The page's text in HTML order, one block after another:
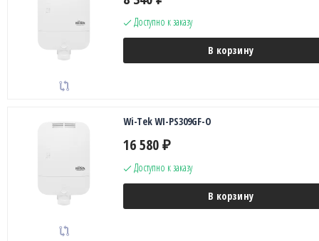
Доступно к заказу
В корзину
Wi-Tek WI-PS309GF-O
16 580 ₽
Доступно к заказу
В корзину